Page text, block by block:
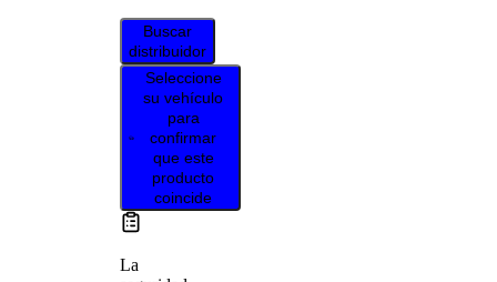
Buscar
distribuidor
Seleccione
su vehículo
para
confirmar
que este
producto
coincide
La